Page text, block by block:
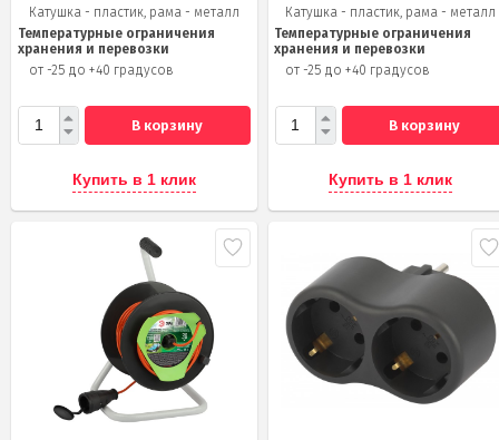
Катушка - пластик, рама - металл
Температурные ограничения
хранения и перевозки
от -25 до +40 градусов
В корзину
Купить в 1 клик
Катушка - пластик, рама - металл
Температурные ограничения
хранения и перевозки
от -25 до +40 градусов
В корзину
Купить в 1 клик